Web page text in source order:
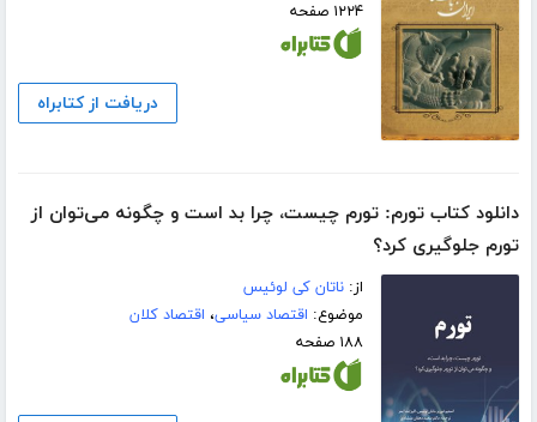
۱۲۲۴ صفحه
دریافت از کتابراه
دانلود کتاب تورم: تورم چیست، چرا بد است و چگونه می‌توان از
تورم جلوگیری کرد؟
از:ناتان کی لوئیس
موضوع: اقتصاد سیاسی، اقتصاد کلان
۱۸۸ صفحه